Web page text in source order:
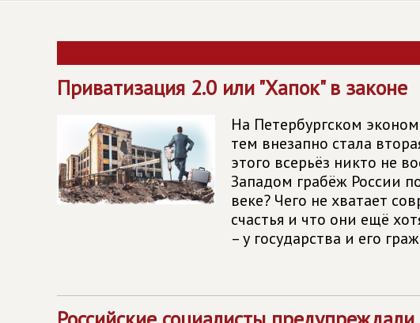
Приватизация 2.0 или "Хапок" в законе
На Петербургском
тем внезапно стала
этого всерьёз никто не
Западом грабёж России
веке? Чего не хватает
счастья и что они ещё
– у государства и его